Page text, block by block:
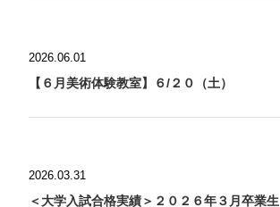
2026.06.01
【６月美術体験教室】６/２０（土）
2026.03.31
＜大学入試合格実績＞２０２６年３月卒業生